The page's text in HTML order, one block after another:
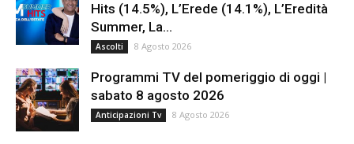
Hits (14.5%), L’Erede (14.1%), L’Eredità
Summer, La...
Ascolti 8 Agosto 2026
Programmi TV del pomeriggio di oggi |
sabato 8 agosto 2026
Anticipazioni Tv 8 Agosto 2026